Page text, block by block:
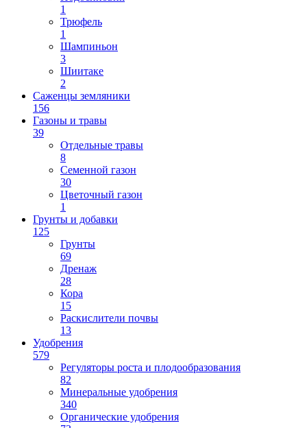
1
Трюфель
1
Шампиньон
3
Шиитаке
2
Саженцы земляники
156
Газоны и травы
39
Отдельные травы
8
Семенной газон
30
Цветочный газон
1
Грунты и добавки
125
Грунты
69
Дренаж
28
Кора
15
Раскислители почвы
13
Удобрения
579
Регуляторы роста и плодообразования
82
Минеральные удобрения
340
Органические удобрения